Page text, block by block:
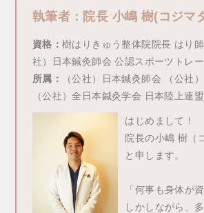
執筆者：院長 小嶋 樹(コジマ
資格： 樹はりきゅう整体院院長 はり
社）日本鍼灸師会 公認スポーツトレ
所属：
（公社）日本鍼灸師会 （公社
（公社）全日本鍼灸学会 日本陸上連
はじめまして！
院長の小嶋 樹（
と申します。
「何事も身体が資
しかしながら、